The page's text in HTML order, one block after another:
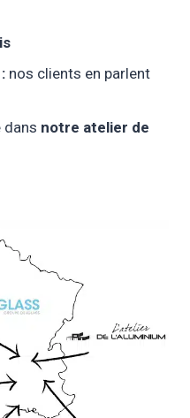
nos clients en parlent
dans notre atelier de